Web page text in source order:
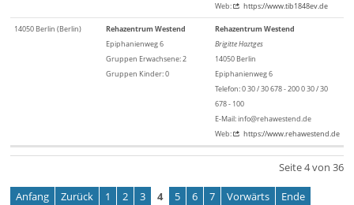
Web:
https://www.tib1848ev.de
14050 Berlin (Berlin)
Rehazentrum Westend
Epiphanienweg 6
Gruppen Erwachsene: 2
Gruppen Kinder: 0
Rehazentrum Westend
Brigitte Haztges
14050 Berlin
Epiphanienweg 6
Telefon: 0 30 / 30 678 - 200 0 30 / 30
678 - 100
E-Mail: info@rehawestend.de
Web:
https://www.rehawestend.de
Seite 4 von 36
Anfang Zurück 1 2 3 4 5 6 7 Vorwärts Ende